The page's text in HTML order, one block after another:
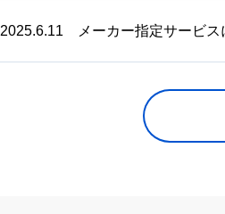
2025.6.11 メーカー指定サービス